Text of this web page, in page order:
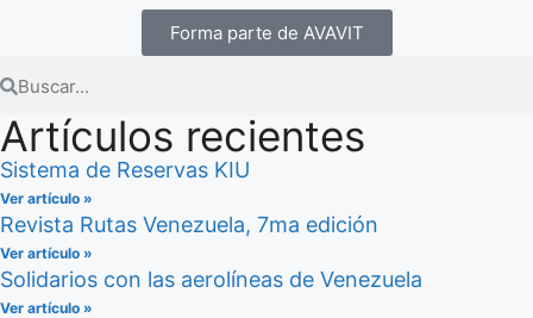
Forma parte de AVAVIT
Artículos recientes
Sistema de Reservas KIU
Ver artículo »
Revista Rutas Venezuela, 7ma edición
Ver artículo »
Solidarios con las aerolíneas de Venezuela
Ver artículo »